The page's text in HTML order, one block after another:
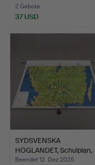
2 Gebote
37 USD
SYDSVENSKA
HÖGLANDET, Schulplan,
Lithograp…
Beendet 12. Dez 2025